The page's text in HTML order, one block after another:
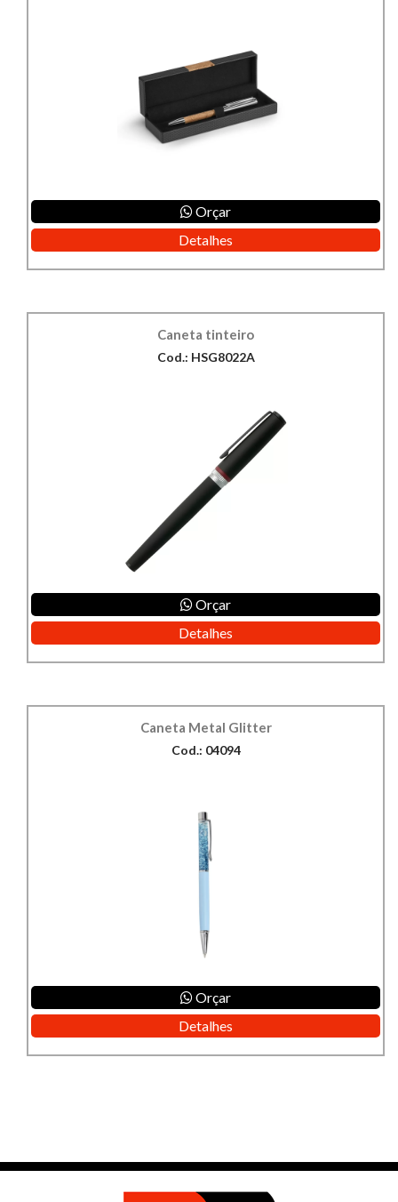
Orçar
Detalhes
Caneta tinteiro
Cod.: HSG8022A
Orçar
Detalhes
Caneta Metal Glitter
Cod.: 04094
Orçar
Detalhes